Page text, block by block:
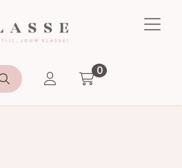
Klasse
Doorzoek de webshop
ACCOUNT
0